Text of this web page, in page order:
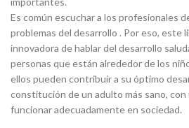
Es común escuchar a los profesionales
problemas del desarrollo . Por eso, este
innovadora de hablar del desarrollo
personas que están alrededor de los
ellos pueden contribuir a su óptimo
constitución de un adulto más sano, con
funcionar adecuadamente en sociedad.